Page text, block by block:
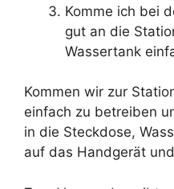
Komme ich bei
gut an die
Wassertank
Kommen wir zur
einfach zu betreiben
in die Steckdose,
auf das Handgerät